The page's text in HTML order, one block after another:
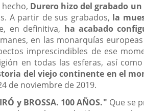
hecho, Durero hizo del grabado
A partir de sus grabados, la
en definitiva, ha acabado
en las monarquías
imprescindibles de ese
en todas las esferas, así
del viejo continente en el
de noviembre de 2019.
y BROSSA. 100 AÑOS." Que se